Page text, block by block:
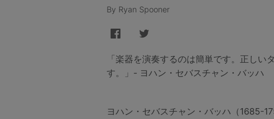
By Ryan Spooner
「楽器を演奏するのは簡単です。正し
す。」- ヨハン・セバスチャン・バッハ
ヨハン・セバスチャン・バッハ（1685-